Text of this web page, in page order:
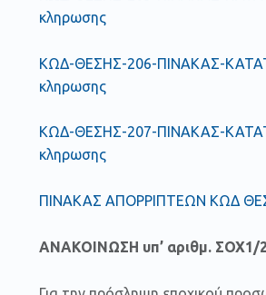
κληρωσης
ΚΩΔ-ΘΕΣΗΣ-206-ΠΙΝΑΚΑΣ-
κληρωσης
ΚΩΔ-ΘΕΣΗΣ-207-ΠΙΝΑΚΑΣ-
κληρωσης
ΠΙΝΑΚΑΣ ΑΠΟΡΡΙΠΤΕΩΝ ΚΩΔ
ΑΝΑΚΟΙΝΩΣΗ υπ’ αριθμ. ΣΟΧ1/